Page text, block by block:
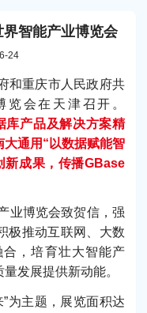
智能产业博览会
24
和重庆市人民政府共
会在天津召开。
库产品及解决方案精
通用“以数据赋能智
新成果，传播GBase
业博览会致贺信，强
极推动互联网、大数
，培育壮大智能产
发展提供新动能。
为主题，展览面积达